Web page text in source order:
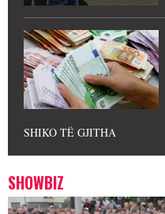
SHIKO TË GJITHA
SHOWBIZ